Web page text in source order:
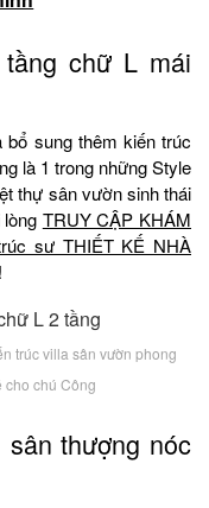
chữ L mái
sung thêm kiến trúc
là 1 trong những Style
thự sân vườn sinh thái
TRUY CẬP KHÁM
sư THIẾT KẾ NHÀ
trúc villa sân vườn phong
cho chú Công
sân thượng nóc